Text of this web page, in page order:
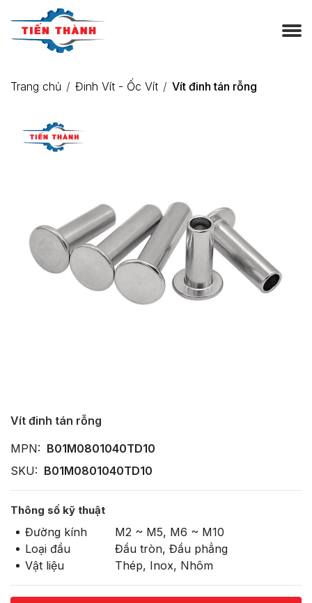
Trang chủ Đinh Vít - Ốc Vít Vít đinh tán rỗng
Vít đinh tán rỗng
MPN: B01M0801040TD10
SKU: B01M0801040TD10
Thông số kỹ thuật
Đường kính
M2 ~ M5, M6 ~ M10
Loại đầu
Đầu tròn, Đầu phẳng
Vật liệu
Thép, Inox, Nhôm